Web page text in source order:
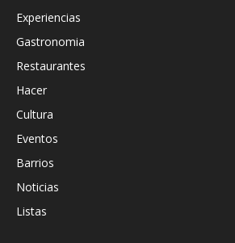
Experiencias
Gastronomia
Restaurantes
Hacer
Cultura
Eventos
Barrios
Noticias
Listas